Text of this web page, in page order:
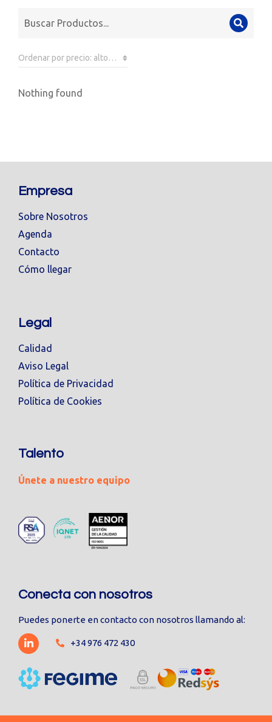
Nothing found
Empresa
Sobre Nosotros
Agenda
Contacto
Cómo llegar
Legal
Calidad
Aviso Legal
Política de Privacidad
Política de Cookies
Talento
Únete a nuestro equipo
Conecta con nosotros
Puedes ponerte en contacto con nosotros llamando al:
+34 976 472 430